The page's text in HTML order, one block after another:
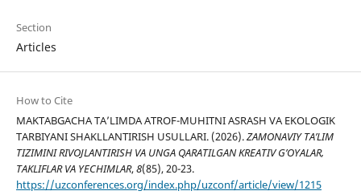
Section
Articles
How to Cite
MAKTABGACHA TA’LIMDA ATROF-MUHITNI ASRASH VA EKOLOGIK
TARBIYANI SHAKLLANTIRISH USULLARI. (2026).ZAMONAVIY TA’LIM
TIZIMINI RIVOJLANTIRISH VA UNGA QARATILGAN KREATIV G’OYALAR,
TAKLIFLAR VA YECHIMLAR,8(85), 20-23.
https://uzconferences.org/index.php/uzconf/article/view/1215